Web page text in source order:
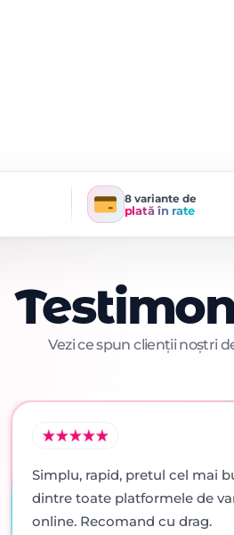
8 variante de
plată în rate
Vezi ce spun clienții noștri
Simplu, rapid, pretul cel mai
dintre toate platformele de
online. Recomand cu drag.